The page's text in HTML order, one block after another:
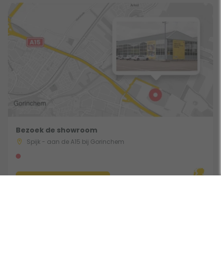
Bezoek de showroom
Spijk - aan de A15 bij Gorinchem